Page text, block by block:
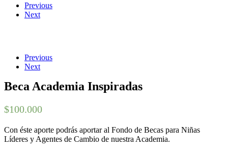
Previous
Next
Previous
Next
Beca Academia Inspiradas
$100.000
Con éste aporte podrás aportar al Fondo de Becas para Niñas
Líderes y Agentes de Cambio de nuestra Academia.